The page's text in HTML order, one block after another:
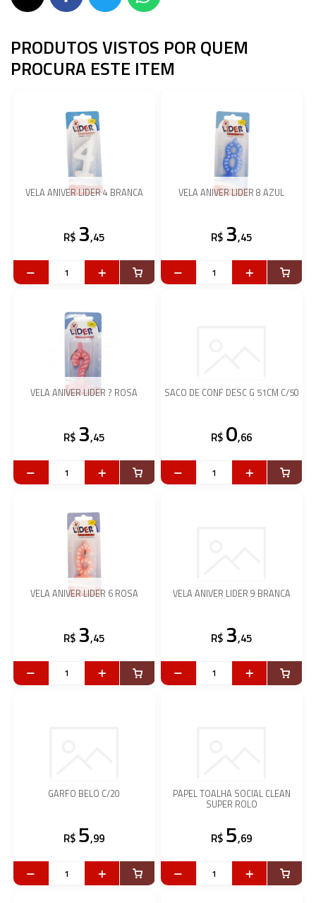
PRODUTOS VISTOS POR QUEM
PROCURA ESTE ITEM
VELA ANIVER LIDER 4 BRANCA
R$ 3,45
VELA ANIVER LIDER 8 AZUL
R$ 3,45
VELA ANIVER LIDER ? ROSA
R$ 3,45
SACO DE CONF DESC G 51CM C/50
R$ 0,66
VELA ANIVER LIDER 6 ROSA
R$ 3,45
VELA ANIVER LIDER 9 BRANCA
R$ 3,45
GARFO BELO C/20
R$ 5,99
PAPEL TOALHA SOCIAL CLEAN
SUPER ROLO
R$ 5,69